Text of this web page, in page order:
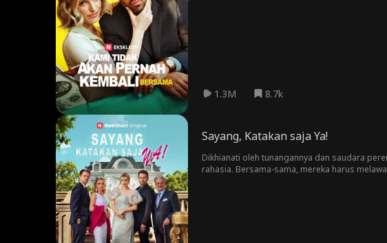
1.3M 8.7k
Sayang, Katakan saja Ya!
Dikhianati oleh tunangannya dan saudara
rahasia. Bersama-sama, mereka harus